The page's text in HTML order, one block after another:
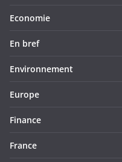
Economie
En bref
Environnement
Europe
Finance
France